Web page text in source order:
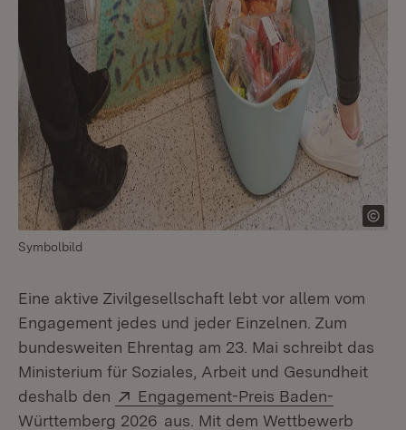
Symbolbild
Eine aktive Zivilgesellschaft lebt vor allem vom
Engagement jedes und jeder Einzelnen. Zum
bundesweiten Ehrentag am 23. Mai schreibt das
Ministerium für Soziales, Arbeit und Gesundheit
deshalb den
Extern:
Engagement-Preis Baden-
Württemberg 2026 (Öffnet in neuem Fenster)
aus. Mit dem Wettbewerb